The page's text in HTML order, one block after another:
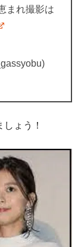
まれ撮影は
ょう！